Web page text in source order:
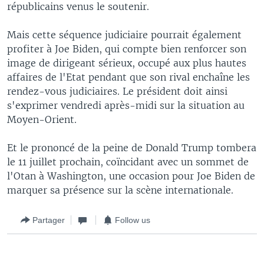
républicains venus le soutenir.
Mais cette séquence judiciaire pourrait également
profiter à Joe Biden, qui compte bien renforcer son
image de dirigeant sérieux, occupé aux plus hautes
affaires de l'Etat pendant que son rival enchaîne les
rendez-vous judiciaires. Le président doit ainsi
s'exprimer vendredi après-midi sur la situation au
Moyen-Orient.
Et le prononcé de la peine de Donald Trump tombera
le 11 juillet prochain, coïncidant avec un sommet de
l'Otan à Washington, une occasion pour Joe Biden de
marquer sa présence sur la scène internationale.
Partager Follow us